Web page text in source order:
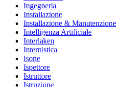
Ingegneria
Installazione
Installazione & Manutenzione
Intelligenza Artificiale
Interlaken
Internistica
Isone
Ispettore
Istruttore
Istruzione